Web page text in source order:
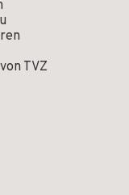
TVZ